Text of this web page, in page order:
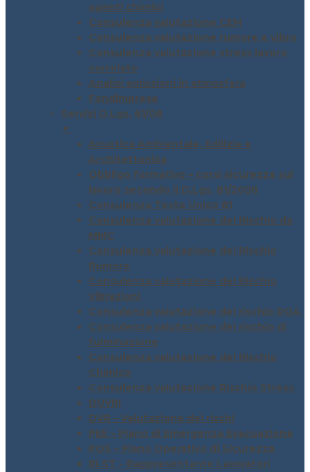
agenti chimici
Consulenza valutazione CEM
Consulenza valutazione rumore e vibro
Consulenza valutazione stress lavoro
correlato
Analisi emissioni in atmosfera
Fondimpresa
Servizi D.Lgs. 81/08
▼
Acustica Ambientale, Edilizia e
Architettonica
Obbligo formativo – corsi sicurezza sul
lavoro secondo il D.Lgs. 81/2008
Consulenza Testo Unico 81
Consulenza valutazione del Rischio da
MMC
Consulenza valutazione del Rischio
Rumore
Consulenza valutazione del Rischio
Vibrazioni
Consulenza valutazione del rischio ROA
Consulenza valutazione del rischio di
fulminazione
Consulenza valutazione del Rischio
Chimico
Consulenza valutazione Rischio Stress
DUVRI
DVR – Valutazione dei rischi
PEE – Piano di Emergenza Evacuazione
POS – Piano Operativo di Sicurezza
RLST – Rappresentante Lavoratori